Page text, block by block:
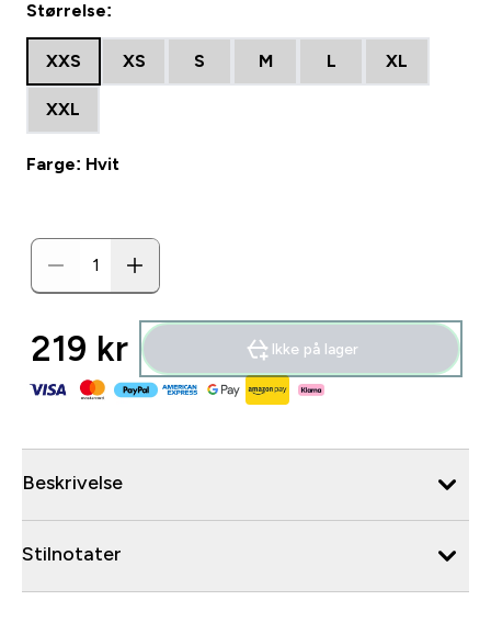
Størrelse:
XXS XS S M L XL
XXL
Farge: Hvit
219 kr‎ Ikke på lager
Beskrivelse
Stilnotater